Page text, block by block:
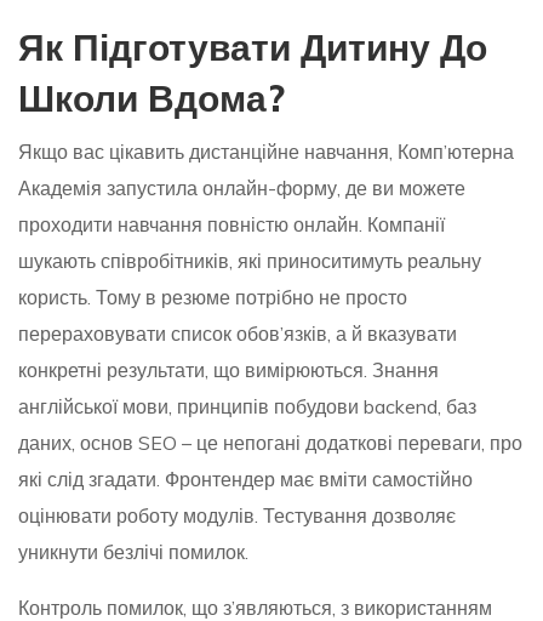
Як Підготувати Дитину До
Школи Вдома?
Якщо вас цікавить дистанційне навчання, Комп’ютерна
Академія запустила онлайн-форму, де ви можете
проходити навчання повністю онлайн. Компанії
шукають співробітників, які приноситимуть реальну
користь. Тому в резюме потрібно не просто
перераховувати список обов’язків, а й вказувати
конкретні результати, що вимірюються. Знання
англійської мови, принципів побудови backend, баз
даних, основ SEO – це непогані додаткові переваги, про
які слід згадати. Фронтендер має вміти самостійно
оцінювати роботу модулів. Тестування дозволяє
уникнути безлічі помилок.
Контроль помилок, що з’являються, з використанням